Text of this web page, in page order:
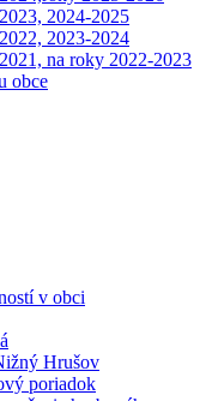
2024-2025
2023-2024
na roky 2022-2023
obce
v obci
Hrušov
poriadok